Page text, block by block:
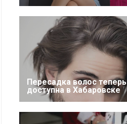
Пересадка волос теперь
доступна в Хабаровске